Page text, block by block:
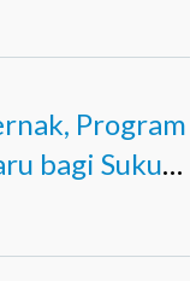
Program
bagi Suku